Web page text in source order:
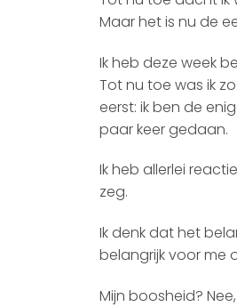
Maar het is nu de
Ik heb deze week
Tot nu toe was ik
eerst: ik ben de
paar keer gedaan.
Ik heb allerlei
zeg.
Ik denk dat het
belangrijk voor me
Mijn boosheid?